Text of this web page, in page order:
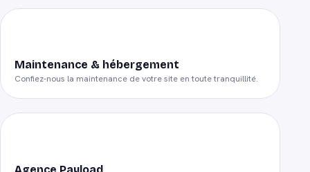
Maintenance & hébergement
Confiez-nous la maintenance de votre site en toute tranquillité.